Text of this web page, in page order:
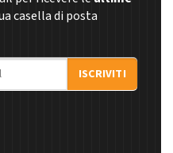
casella di posta
ISCRIVITI